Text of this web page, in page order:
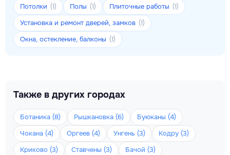
Потолки (1) Полы (1) Плиточные работы (1)
Установка и ремонт дверей, замков (1)
Окна, остекление, балконы (1)
Также в других городах
Ботаника (8) Рышкановка (6)
Буюканы (4)
Чокана (4)
Оргеев (4) Унгень (3)
Кодру (3)
Криково (3)
Ставчены (3)
Бачой (3)